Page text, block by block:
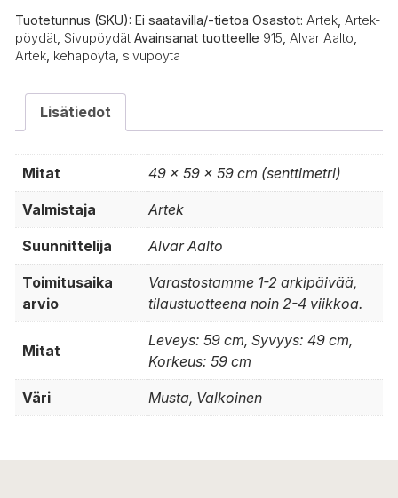
Tuotetunnus (SKU): Ei saatavilla/-tietoa Osastot: Artek Artek-
pöydät Sivupöydät Avainsanat tuotteelle 915 Alvar Aalto
Artek kehäpöytä sivupöytä
Lisätiedot
Mitat 49 × 59 × 59 cm (senttimetri)
Valmistaja Artek
Suunnittelija Alvar Aalto
Toimitusaika
arvio
Varastostamme 1-2 arkipäivää,
tilaustuotteena noin 2-4 viikkoa.
Mitat
Leveys: 59 cm, Syvyys: 49 cm,
Korkeus: 59 cm
Väri Musta, Valkoinen